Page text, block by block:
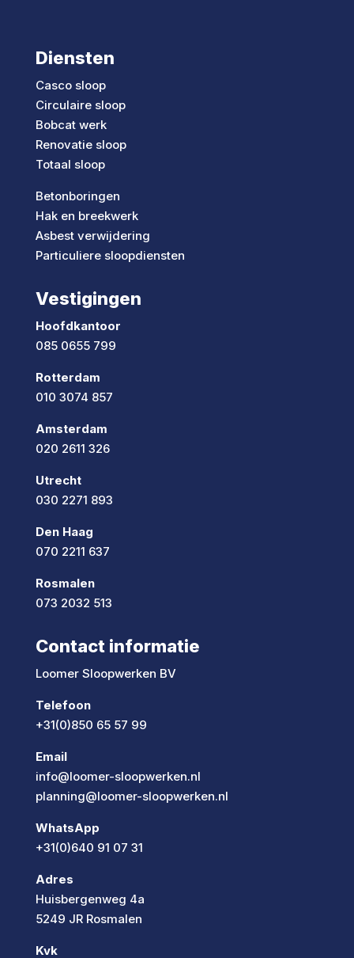
Diensten
Casco sloop
Circulaire sloop
Bobcat werk
Renovatie sloop
Totaal sloop
Betonboringen
Hak en breekwerk
Asbest verwijdering
Particuliere sloopdiensten
Vestigingen
Hoofdkantoor
085 0655 799
Rotterdam
010 3074 857
Amsterdam
020 2611 326
Utrecht
030 2271 893
Den Haag
070 2211 637
Rosmalen
073 2032 513
Contact informatie
Loomer Sloopwerken BV
Telefoon
+31(0)850 65 57 99
Email
info@loomer-sloopwerken.nl
planning@loomer-sloopwerken.nl
WhatsApp
+31(0)640 91 07 31
Adres
Huisbergenweg 4a
5249 JR Rosmalen
Kvk